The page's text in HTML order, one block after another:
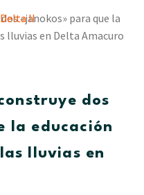
dos
la educación
lluvias en